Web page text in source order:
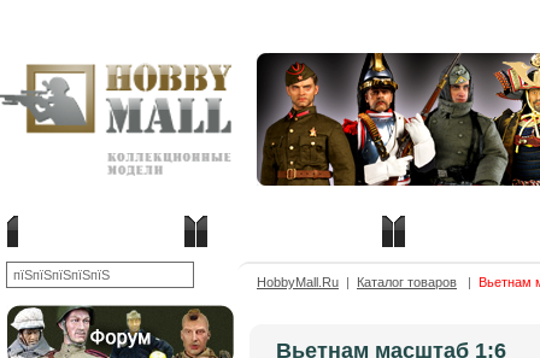
HobbyMall.Ru | Каталог товаров | Вьетнам
Вьетнам масштаб 1:6